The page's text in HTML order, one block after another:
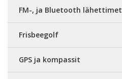
FM-, ja Bluetooth lähettimet
Frisbeegolf
GPS ja kompassit